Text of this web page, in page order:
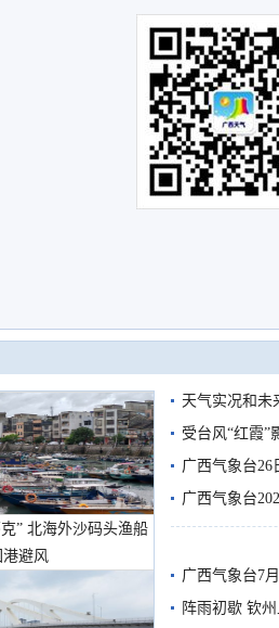
” 北海外沙码头渔船
港避风
天气实况和未
受台风“红霞”
有较强降雨
广西气象台26
广西气象台
预警
广西气象台7
阵雨初歇 钦